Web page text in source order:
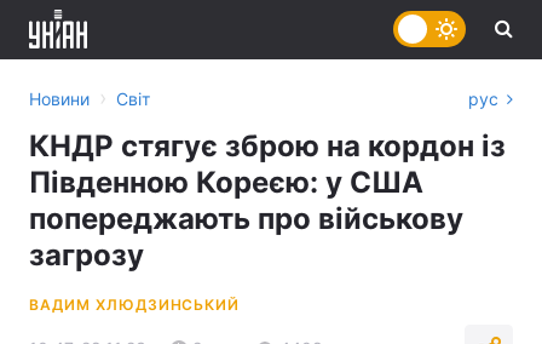
Новини › Світ рус
КНДР стягує зброю на кордон із
Південною Кореєю: у США
попереджають про військову
загрозу
ВАДИМ ХЛЮДЗИНСЬКИЙ